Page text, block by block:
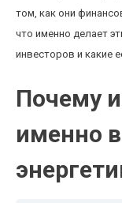
том, как они
что именно делает
инвесторов и какие
Почему
именно